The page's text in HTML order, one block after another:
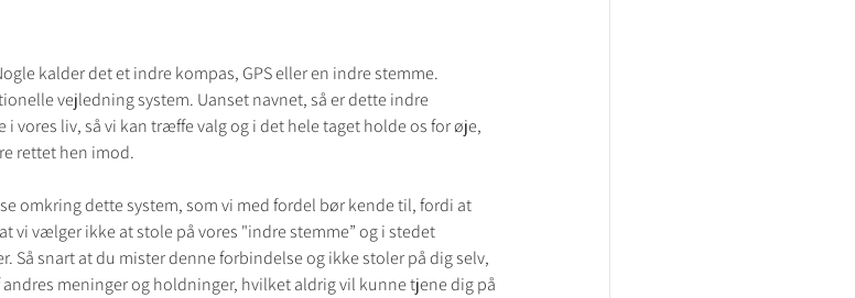
kalder det et indre kompas, GPS eller en indre stemme.
vejledning system. Uanset navnet, så er dette indre
liv, så vi kan træffe valg og i det hele taget holde os for øje,
rettet hen imod.
omkring dette system, som vi med fordel bør kende til, fordi at
vi vælger ikke at stole på vores "indre stemme” og i stedet
Så snart at du mister denne forbindelse og ikke stoler på dig selv,
meninger og holdninger, hvilket aldrig vil kunne tjene dig på